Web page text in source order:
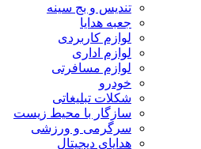
تندیس و بج سینه
جعبه هدایا
لوازم کاربردی
لوازم اداری
لوازم مسافرتی
خودرو
شکلات تبلیغاتی
سازگار با محیط زیست
سرگرمی و ورزشی
هدایای دیجیتال